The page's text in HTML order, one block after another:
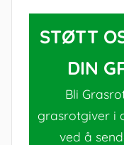
STØTT
DIN
Bli
grasrotgiver i
ved å